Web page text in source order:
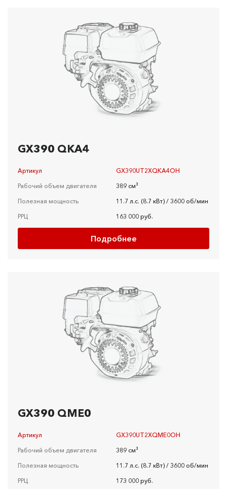
GX390 QKA4
Артикул
GX390UT2XQKA4OH
Рабочий объем двигателя
389 см³
Полезная мощность
11.7 л.с. (8.7 кВт) / 3600 об/мин
РРЦ
163 000 руб.
Подробнее
GX390 QME0
Артикул
GX390UT2XQME0OH
Рабочий объем двигателя
389 см³
Полезная мощность
11.7 л.с. (8.7 кВт) / 3600 об/мин
РРЦ
173 000 руб.